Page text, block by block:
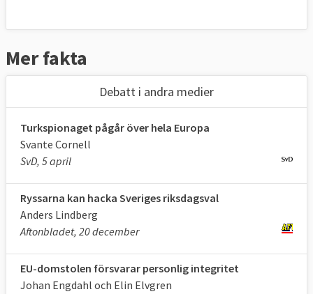
Mer fakta
Debatt i andra medier
Turkspionaget pågår över hela Europa
Svante Cornell
SvD, 5 april
Ryssarna kan hacka Sveriges riksdagsval
Anders Lindberg
Aftonbladet, 20 december
EU-domstolen försvarar personlig integritet
Johan Engdahl och Elin Elvgren